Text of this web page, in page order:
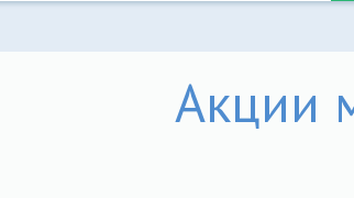
Акции